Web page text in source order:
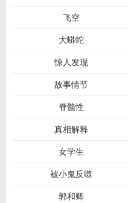
飞空
大蟒蛇
惊人发现
故事情节
脊髓性
真相解释
女学生
被小鬼反噬
郭和卿